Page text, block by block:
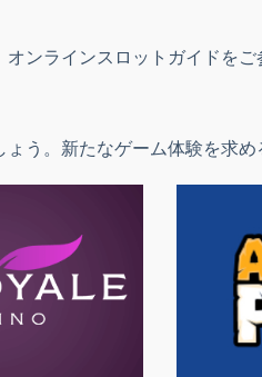
ンラインスロットガイドを
う。新たなゲーム体験を求